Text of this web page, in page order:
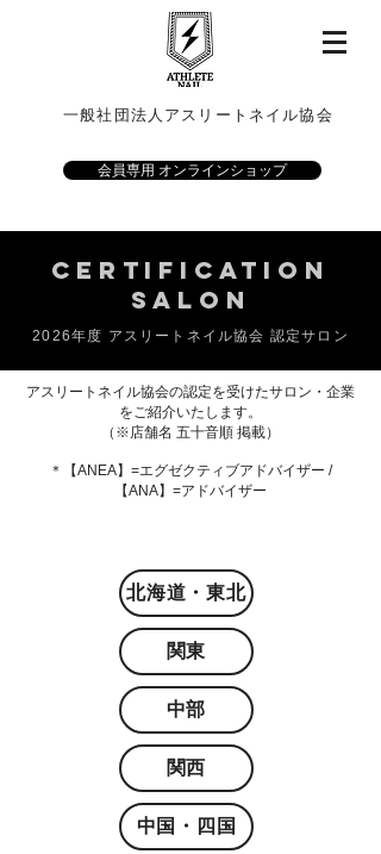
一般社団法人アスリートネイル協会
会員専用 オンラインショップ
Certification
SALON
2026年度 アスリートネイル協会 認定サロン
アスリートネイル協会の認定を受けたサロン・企業
をご紹介いたします。
​（※店舗名 五十音順 掲載）
＊【ANEA】=エグゼクティブアドバイザー /
【ANA】=アドバイザー
北海道・東北
関東
中部
関西
中国・四国